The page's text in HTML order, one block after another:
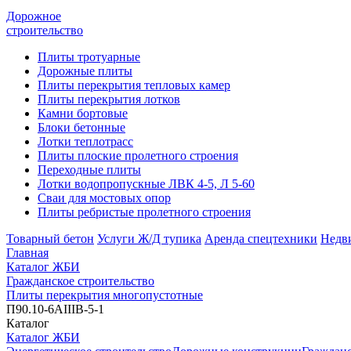
Дорожное
строительство
Плиты тротуарные
Дорожные плиты
Плиты перекрытия тепловых камер
Плиты перекрытия лотков
Камни бортовые
Блоки бетонные
Лотки теплотрасс
Плиты плоские пролетного строения
Переходные плиты
Лотки водопропускные ЛВК 4-5, Л 5-60
Сваи для мостовых опор
Плиты ребристые пролетного строения
Товарный бетон Услуги Ж/Д тупика Аренда спецтехники
Главная
Каталог ЖБИ
Гражданское строительство
Плиты перекрытия многопустотные
П90.10-6АIIIВ-5-1
Каталог
Каталог ЖБИ